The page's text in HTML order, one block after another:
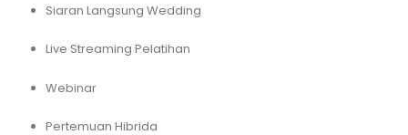
Siaran Langsung Wedding
Live Streaming Pelatihan
Webinar
Pertemuan Hibrida